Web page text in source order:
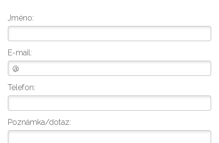
Jméno:
E-mail:
Telefon:
Poznámka/dotaz: